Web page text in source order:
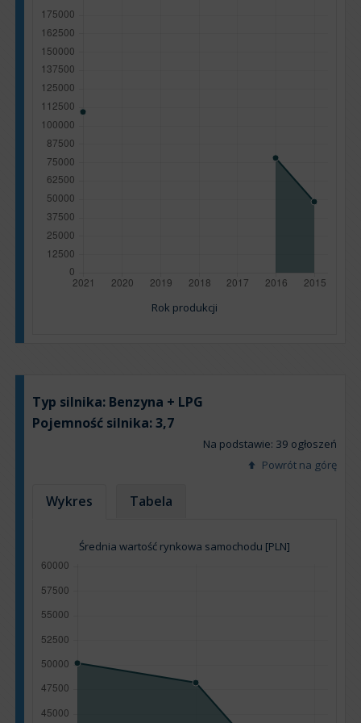
Rok produkcji
Typ silnika: Benzyna + LPG
Pojemność silnika:3,7
Na podstawie: 39 ogłoszeń
Powrót na górę
Wykres Tabela
Średnia wartość rynkowa samochodu [PLN]